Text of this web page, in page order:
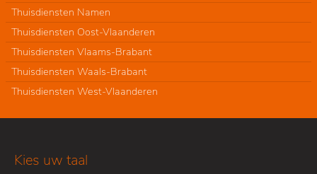
Thuisdiensten Namen
Thuisdiensten Oost-Vlaanderen
Thuisdiensten Vlaams-Brabant
Thuisdiensten Waals-Brabant
Thuisdiensten West-Vlaanderen
Kies uw taal